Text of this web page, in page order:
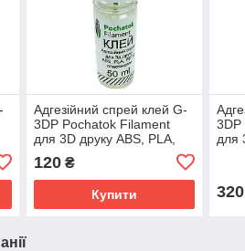
Адгезійний спрей клей G-
3DP Pochatok Filament
для 3D друку ABS, PLA,
120₴
Купити
3DP
для
320